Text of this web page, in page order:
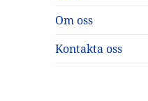
Om oss
Kontakta oss